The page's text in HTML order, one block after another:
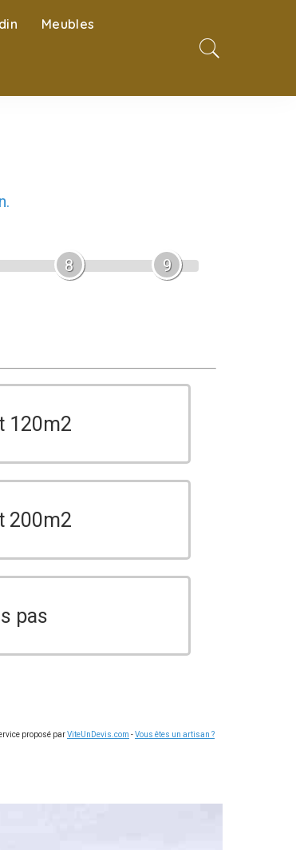
Meubles
8 9
120m2
200m2
pas
proposé parViteUnDevis.com -Vous êtes un artisan ?